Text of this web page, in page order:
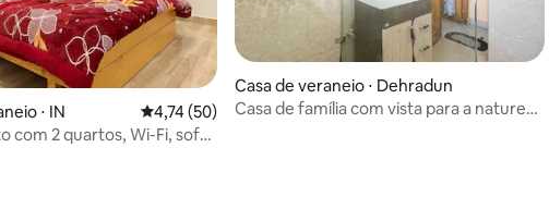
⋅ IN 4,74 de uma avaliação média de 5, 50 avaliações
4,74 (50)
com 2 quartos, Wi-Fi, sofá
Casa de veraneio ⋅ Dehradun
Casa de família com vista para a natureza